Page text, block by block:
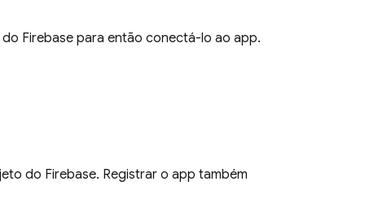
Firebase para então conectá-lo ao app.
do Firebase. Registrar o app também